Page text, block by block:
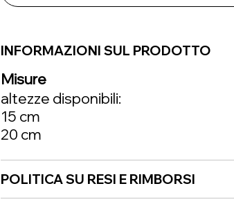
INFORMAZIONI SUL PRODOTTO
Misure
altezze disponibili:
15 cm
20 cm
POLITICA SU RESI E RIMBORSI